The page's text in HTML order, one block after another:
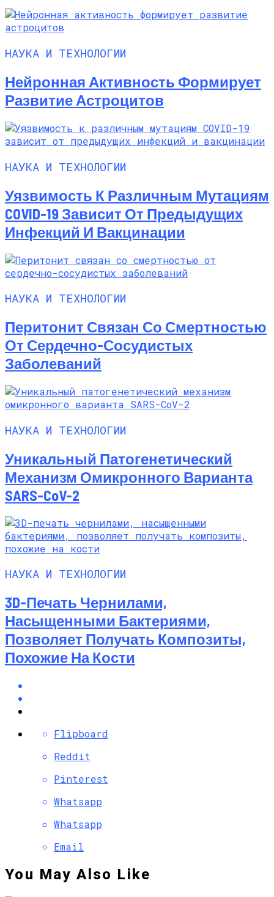
НАУКА И ТЕХНОЛОГИИ
Нейронная Активность Формирует
Развитие Астроцитов
НАУКА И ТЕХНОЛОГИИ
Уязвимость К Различным Мутациям
COVID-19 Зависит От Предыдущих
Инфекций И Вакцинации
НАУКА И ТЕХНОЛОГИИ
Перитонит Связан Со Смертностью
От Сердечно-Сосудистых
Заболеваний
НАУКА И ТЕХНОЛОГИИ
Уникальный Патогенетический
Механизм Омикронного Варианта
SARS-CoV-2
НАУКА И ТЕХНОЛОГИИ
3D-Печать Чернилами,
Насыщенными Бактериями,
Позволяет Получать Композиты,
Похожие На Кости
Flipboard
Reddit
Pinterest
Whatsapp
Whatsapp
Email
You May Also Like